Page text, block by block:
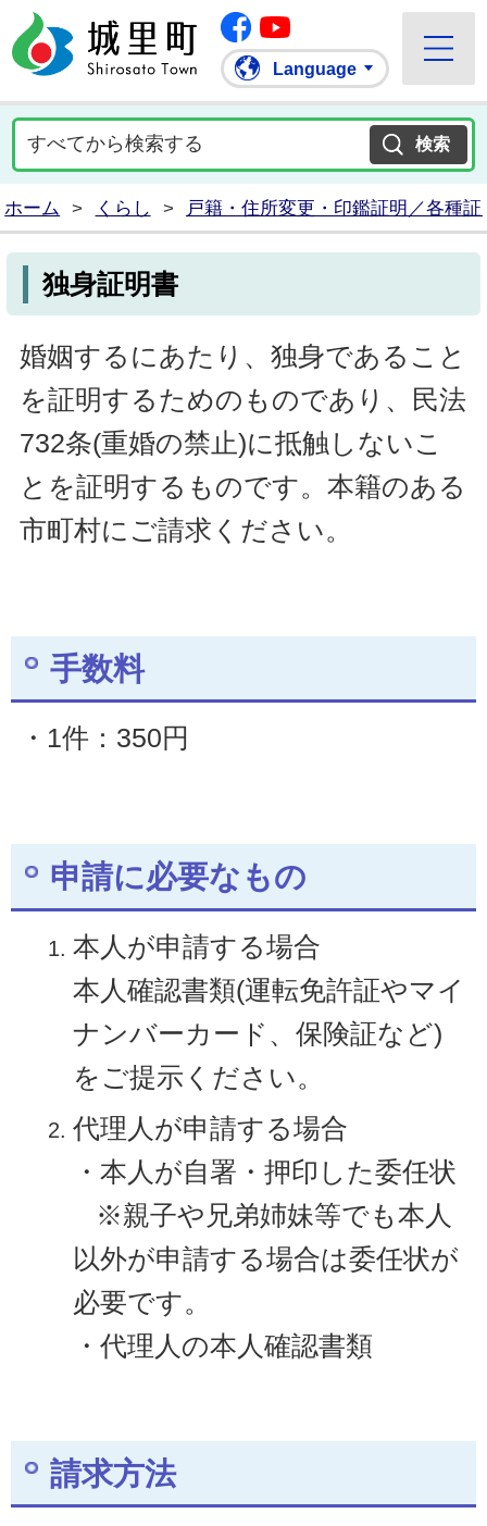
城里町ホームページ
Facebook
Language
ホーム > くらし > 戸籍・住所変更・印鑑証明／各種証
独身証明書
婚姻するにあたり、独身であること
を証明するためのものであり、民法
732条(重婚の禁止)に抵触しないこ
とを証明するものです。本籍のある
市町村にご請求ください。
手数料
・1件：350円
申請に必要なもの
本人が申請する場合
本人確認書類(運転免許証やマイ
ナンバーカード、保険証など)
をご提示ください。
代理人が申請する場合
・本人が自署・押印した委任状
※親子や兄弟姉妹等でも本人
以外が申請する場合は委任状が
必要です。
・代理人の本人確認書類
請求方法